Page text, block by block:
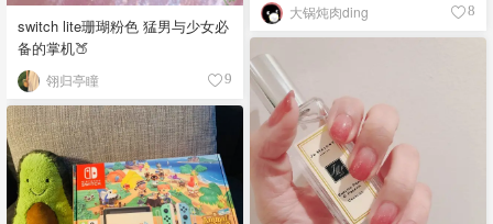
大锅炖肉ding 8
switch lite珊瑚粉色 猛男与少女必
备的掌机🍑
翎归亭瞳 9